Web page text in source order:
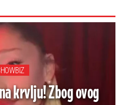
krvlju! Zbog ovog